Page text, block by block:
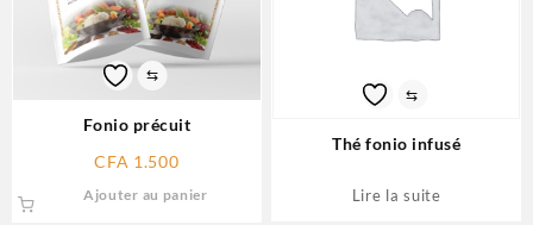
⇆
Fonio précuit
CFA 1.500
Ajouter au panier
⇆
Thé fonio infusé
Lire la suite